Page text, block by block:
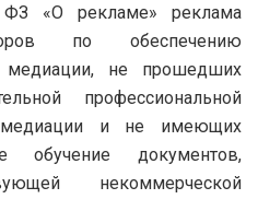
«О рекламе» реклама
по обеспечению
медиации, не прошедших
профессиональной
и не имеющих
обучение документов,
некоммерческой